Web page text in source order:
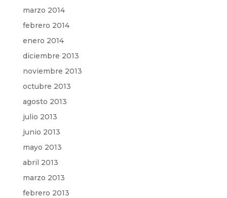
marzo 2014
febrero 2014
enero 2014
diciembre 2013
noviembre 2013
octubre 2013
agosto 2013
julio 2013
junio 2013
mayo 2013
abril 2013
marzo 2013
febrero 2013